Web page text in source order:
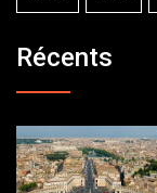
Récents